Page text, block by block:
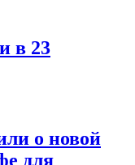
в 23
о новой
для